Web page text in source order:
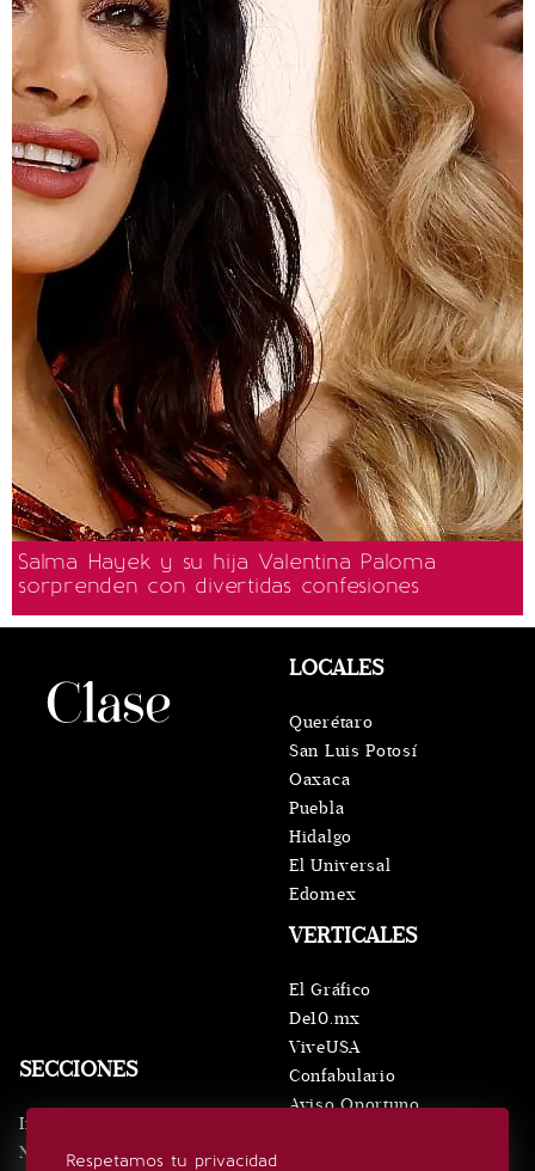
Salma Hayek y su hija Valentina Paloma
sorprenden con divertidas confesiones
Respetamos tu privacidad
SECCIONES
Inicio
Noticias
VERTICALES
El Gráfico
De10.mx
ViveUSA
Confabulario
Aviso Oportuno
LOCALES
Querétaro
San Luis Potosí
Oaxaca
Puebla
Hidalgo
El Universal
Edomex